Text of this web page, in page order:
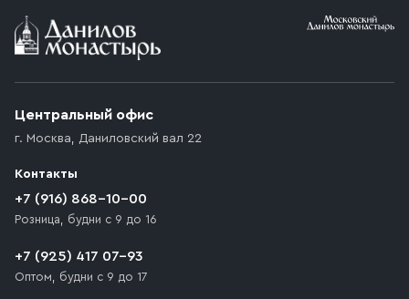
Условия доставки
возникают препятствия для подъезда автомобиля,
которое максимально близко к месту запланированной
движения. Если на территории места назначения
доставки предусмотрен платный въезд, то Покупателю
необходимо компенсировать стоимость въезда
Центральный офис
г. Москва, Даниловский вал 22
Контакты
+7 (916) 868-10-00
Розница, будни с 9 до 16
+7 (925) 417 07-93
Оптом, будни с 9 до 17